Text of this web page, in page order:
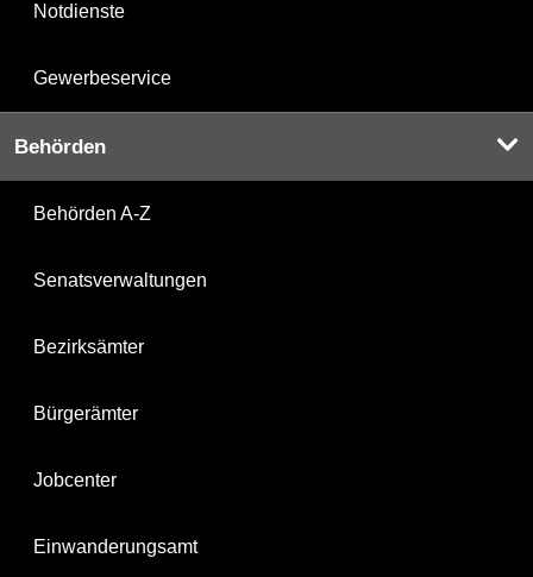
Notdienste
Gewerbeservice
Behörden
Behörden A-Z
Senatsverwaltungen
Bezirksämter
Bürgerämter
Jobcenter
Einwanderungsamt